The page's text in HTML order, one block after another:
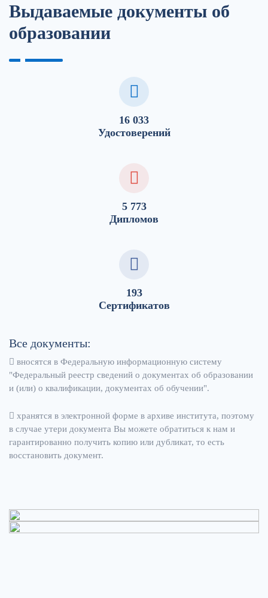
Выдаваемые документы об
образовании
16 033
Удостоверений
5 773
Дипломов
193
Сертификатов
Все документы:
вносятся в Федеральную информационную систему
"Федеральный реестр сведений о документах об образовании
и (или) о квалификации, документах об обучении".
хранятся в электронной форме в архиве института, поэтому
в случае утери документа Вы можете обратиться к нам и
гарантированно получить копию или дубликат, то есть
восстановить документ.